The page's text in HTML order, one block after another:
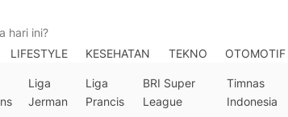
LIFESTYLE KESEHATAN TEKNO OTOMOTIF
Liga
Jerman
Liga
Prancis
BRI Super
League
Timnas
Indonesia